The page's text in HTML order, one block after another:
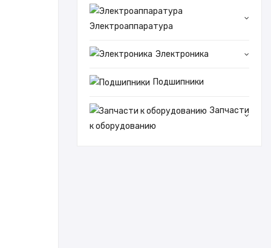
Электроаппаратура
Электроника
Подшипники
Запчасти
к оборудованию